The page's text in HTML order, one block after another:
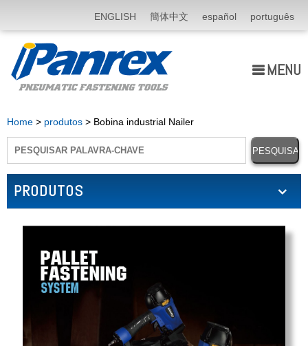
ENGLISH 簡体中文 español português
MENU
produtos
Application
notícia
Fale Conosco
Home > produtos > Bobina industrial Nailer
PRODUTOS